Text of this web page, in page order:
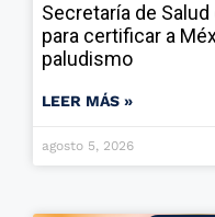
Secretaría de
para certificar a
paludismo
LEER MÁS »
agosto 5, 2026